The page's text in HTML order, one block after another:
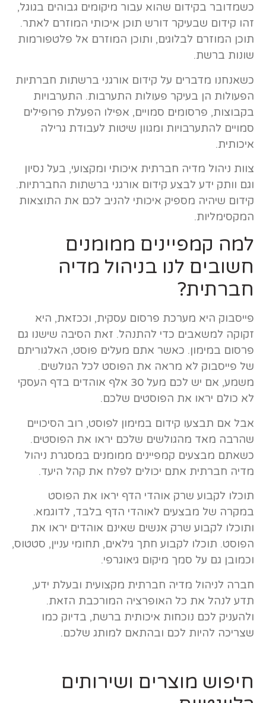
כשמדובר בקידום שהוא עבור מיקומים גבוהים בגוגל,
זהו קידום שבעיקר דורש תוכן איכותי המוזרם לאתר.
תוכן המוזרם לבלוגים, ותוכן המוזרם אל פלטפורמות
שונות ברשת.
כשאנחנו מדברים על קידום אורגני ברשתות חברתיות
הפעולות הן בעיקר פעולות התערבות. התערבויות
בקבוצות, פרסומים סמויים, אפילו הפעלת פרופילים
סמויים להתערבויות ומגוון שיטות לעבודת גרילה
איכותית.
צוות ניהול מדיה חברתית איכותי ומקצועי, בעל נסיון
וגם וותק ידע לבצע קידום אורגני ברשתות החברתיות.
קידום שיהיה מספיק איכותי להניב לכם את התוצאות
המקסימליות.
למה קמפיינים ממומנים
חשובים לנו בניהול מדיה
חברתית?
פייסבוק היא מערכת פרסום עסקית, וככזאת, היא
זקוקה למשאבים כדי להתנהל. זאת הסיבה שישנו גם
פרסום במימון. כאשר אתם מעלים פוסט, האלגוריתם
של פייסבוק לא מראה את הפוסט לכל הגולשים.
משמע, אם יש לכם מעל 30 אלף אוהדים בדף העסקי
לא כולם יראו את הפוסטים שלכם.
אבל אם תבצעו קידום במימון לפוסט, רוב הסיכויים
שהרבה מאד מהגולשים שלכם יראו את הפוסטים.
כשאתם מבצעים קמפיינים ממומנים במסגרת ניהול
מדיה חברתית אתם יכולים לפלח את קהל היעד.
תוכלו לקבוע שרק אוהדי הדף יראו את הפוסט
במקרה של מבצעים לאוהדי הדף בלבד, לדוגמא.
ותוכלו לקבוע שרק אנשים שאינם אוהדים יראו את
הפוסט. תוכלו לקבוע חתך גילאים, תחומי עניין, סטטוס,
וכמובן גם על סמך מיקום גיאוגרפי.
חברה לניהול מדיה חברתית מקצועית ובעלת ידע,
תדע לנהל את כל האופרציה המורכבת הזאת.
ולהעניק לכם נוכחות איכותית ברשת, בדיוק כמו
שצריכה להיות לכם ובהתאם למותג שלכם.
חיפוש מוצרים ושירותים